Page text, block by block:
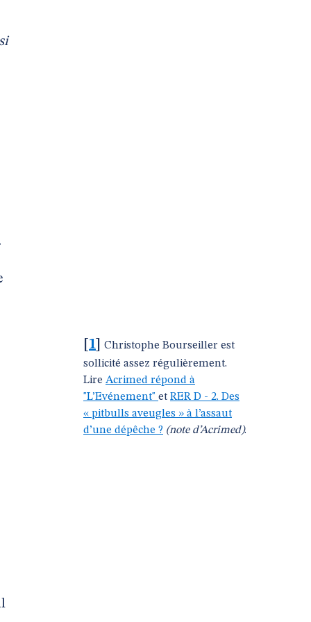
1
Christophe Bourseiller est
sollicité assez régulièrement.
Lire Acrimed répond à
"L’Evénement" et RER D - 2. Des
« pitbulls aveugles » à l’assaut
d’une dépêche ? (note d’Acrimed).